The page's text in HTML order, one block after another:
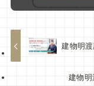
建物明
建物